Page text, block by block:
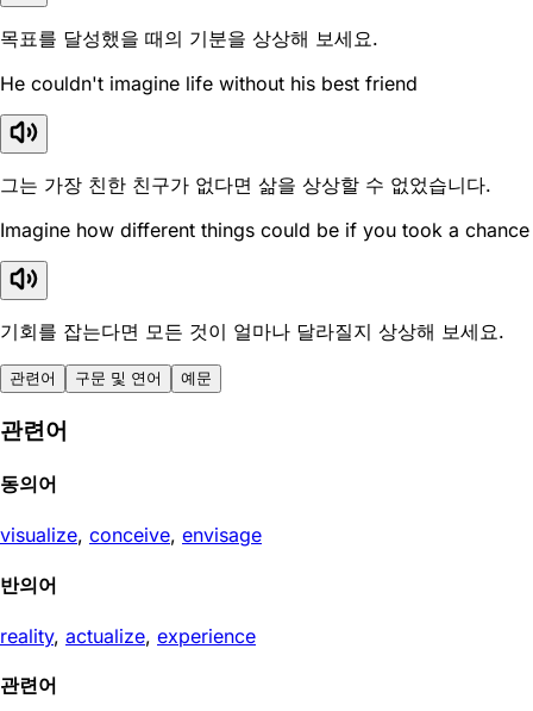
목표를 달성했을 때의 기분을 상상해 보세요.
He couldn't imagine life without his best friend
그는 가장 친한 친구가 없다면 삶을 상상할 수 없었습니다.
Imagine how different things could be if you took a chance
기회를 잡는다면 모든 것이 얼마나 달라질지 상상해 보세요.
관련어 구문 및 연어 예문
관련어
동의어
visualize, conceive, envisage
반의어
reality, actualize, experience
관련어